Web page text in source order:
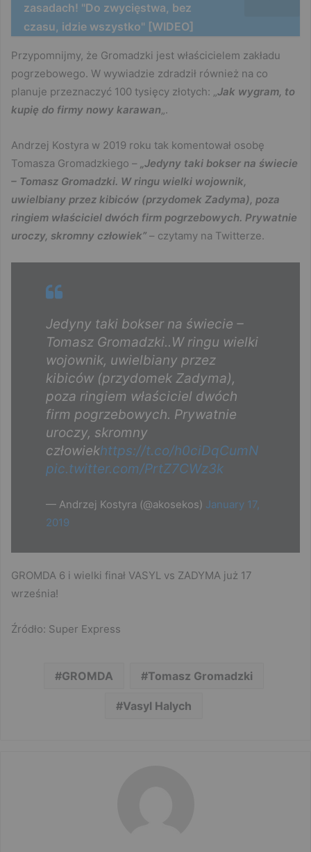
zasadach! "Do zwycięstwa, bez
czasu, idzie wszystko" [WIDEO]
Przypomnijmy, że Gromadzki jest właścicielem zakładu
pogrzebowego. W wywiadzie zdradził również na co
planuje przeznaczyć 100 tysięcy złotych: „Jak wygram, to
kupię do firmy nowy karawan„.
Andrzej Kostyra w 2019 roku tak komentował osobę
Tomasza Gromadzkiego – „Jedyny taki bokser na świecie
– Tomasz Gromadzki. W ringu wielki wojownik,
uwielbiany przez kibiców (przydomek Zadyma), poza
ringiem właściciel dwóch firm pogrzebowych. Prywatnie
uroczy, skromny człowiek” – czytamy na Twitterze.
Jedyny taki bokser na świecie –
Tomasz Gromadzki..W ringu wielki
wojownik, uwielbiany przez
kibiców (przydomek Zadyma),
poza ringiem właściciel dwóch
firm pogrzebowych. Prywatnie
uroczy, skromny
człowiekhttps://t.co/h0ciDqCumN
pic.twitter.com/PrtZ7CWz3k
— Andrzej Kostyra (@akosekos) January 17,
2019
GROMDA 6 i wielki finał VASYL vs ZADYMA już 17
września!
Źródło: Super Express
GROMDA Tomasz Gromadzki
Vasyl Halych